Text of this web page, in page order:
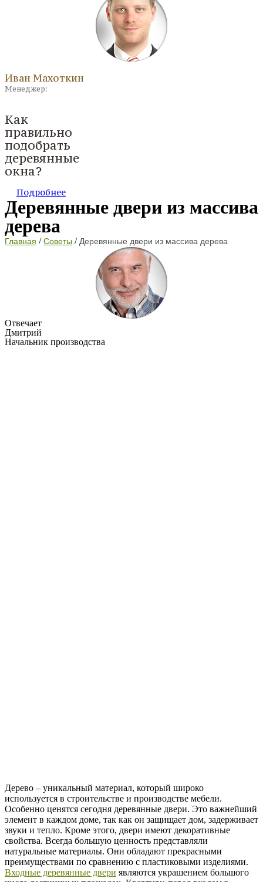
Иван Махоткин
Менеджер:
Как
правильно
подобрать
деревянные
окна?
Подробнее
Деревянные двери из массива
дерева
Главная / Советы /Деревянные двери из массива дерева
Отвечает
Дмитрий
Начальник производства
Дерево – уникальный материал, который широко
используется в строительстве и производстве мебели.
Особенно ценятся сегодня деревянные двери. Это важнейший
элемент в каждом доме, так как он защищает дом, задерживает
звуки и тепло. Кроме этого, двери имеют декоративные
свойства. Всегда большую ценность представляли
натуральные материалы. Они обладают прекрасными
преимуществами по сравнению с пластиковыми изделиями.
Входные деревянные двери являются украшением большого